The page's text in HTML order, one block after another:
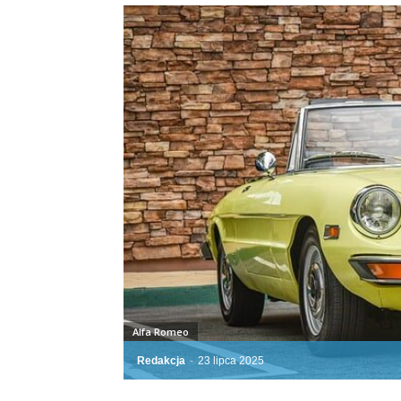
Redakcja - 23 lipca 2025
Alfa Romeo